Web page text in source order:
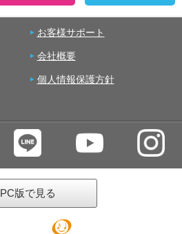
お客様サポート
会社概要
個人情報保護方針
PC版で見る